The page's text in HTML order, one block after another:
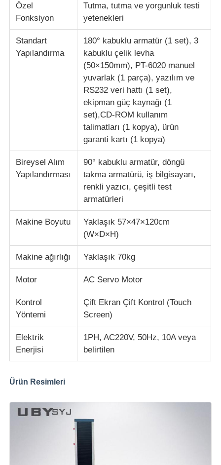
Özel
Fonksiyon
Tutma, tutma ve yorgunluk testi
yetenekleri
Standart
Yapılandırma
180° kabuklu armatür (1 set), 3
kabuklu çelik levha
(50×150mm), PT-6020 manuel
yuvarlak (1 parça), yazılım ve
RS232 veri hattı (1 set),
ekipman güç kaynağı (1
set),CD-ROM kullanım
talimatları (1 kopya), ürün
garanti kartı (1 kopya)
Bireysel Alım
Yapılandırması
90° kabuklu armatür, döngü
takma armatürü, iş bilgisayarı,
renkli yazıcı, çeşitli test
armatürleri
Makine Boyutu
Yaklaşık 57×47×120cm
(W×D×H)
Makine ağırlığı Yaklaşık 70kg
Motor AC Servo Motor
Kontrol
Yöntemi
Çift Ekran Çift Kontrol (Touch
Screen)
Elektrik
Enerjisi
1PH, AC220V, 50Hz, 10A veya
belirtilen
Ürün Resimleri